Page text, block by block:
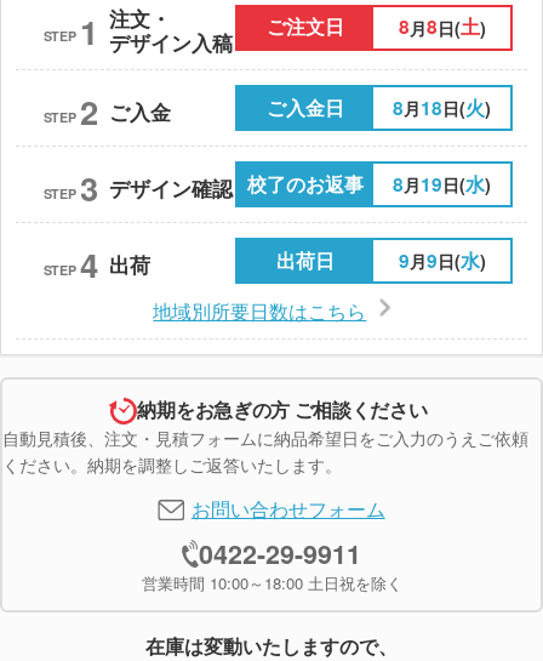
STEP 1 注文・
デザイン入稿
ご注文日 8 月8日(土)
STEP 2 ご入金 ご入金日 8月18日(火)
STEP 3 デザイン確認 校了のお返事 8月19日(水)
STEP 4 出荷 出荷日 9月9日(水)
地域別所要日数はこちら
納期をお急ぎの方 ご相談ください
自動見積後、注文・見積フォームに納品希望日をご入力のうえご依頼
ください。納期を調整しご返答いたします。
お問い合わせフォーム
0422-29-9911
営業時間 10:00～18:00 土日祝を除く
在庫は変動いたしますので、